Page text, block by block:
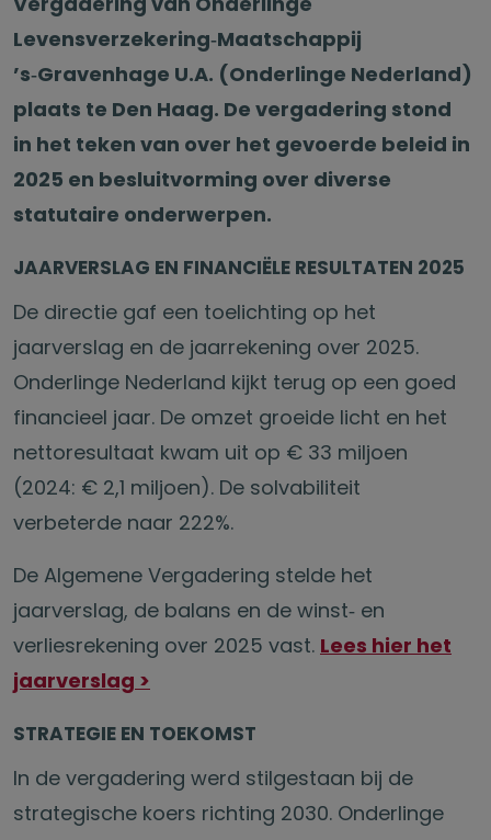
Levensverzekering‑Maatschappij
’s‑Gravenhage U.A. (Onderlinge Nederland)
plaats te Den Haag. De vergadering stond
in het teken van over het gevoerde beleid in
2025 en besluitvorming over diverse
statutaire onderwerpen.
JAARVERSLAG EN FINANCIËLE RESULTATEN 2025
De directie gaf een toelichting op het
jaarverslag en de jaarrekening over 2025.
Onderlinge Nederland kijkt terug op een goed
financieel jaar. De omzet groeide licht en het
nettoresultaat kwam uit op € 33 miljoen
(2024: € 2,1 miljoen). De solvabiliteit
verbeterde naar 222%.
De Algemene Vergadering stelde het
jaarverslag, de balans en de winst‑ en
verliesrekening over 2025 vast. Lees hier het
jaarverslag >
STRATEGIE EN TOEKOMST
In de vergadering werd stilgestaan bij de
strategische koers richting 2030. Onderlinge